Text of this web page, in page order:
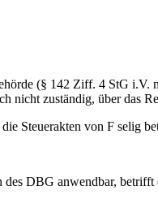
(§ 142 Ziff. 4 StG
nicht zuständig, über das
Steuerakten von F selig
DBG anwendbar,